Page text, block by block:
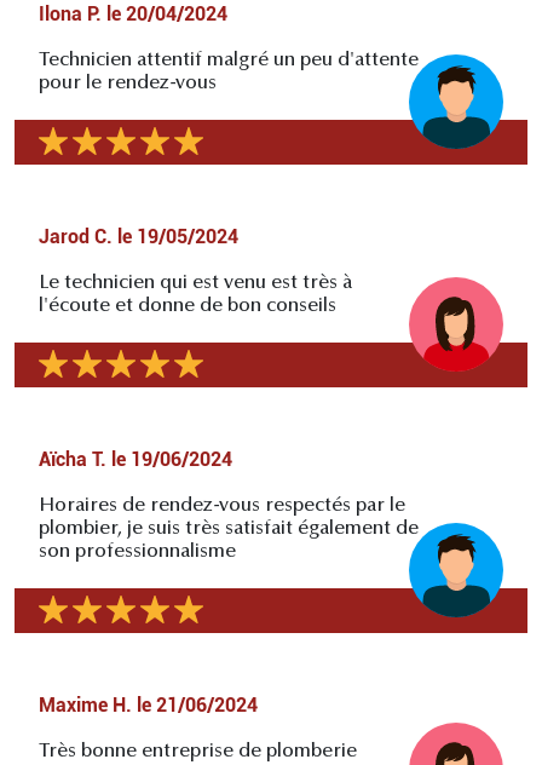
Ilona P. le 20/04/2024
Technicien attentif malgré un peu d'attente
pour le rendez-vous
Jarod C. le 19/05/2024
Le technicien qui est venu est très à
l'écoute et donne de bon conseils
Aïcha T. le 19/06/2024
Horaires de rendez-vous respectés par le
plombier, je suis très satisfait également de
son professionnalisme
Maxime H. le 21/06/2024
Très bonne entreprise de plomberie